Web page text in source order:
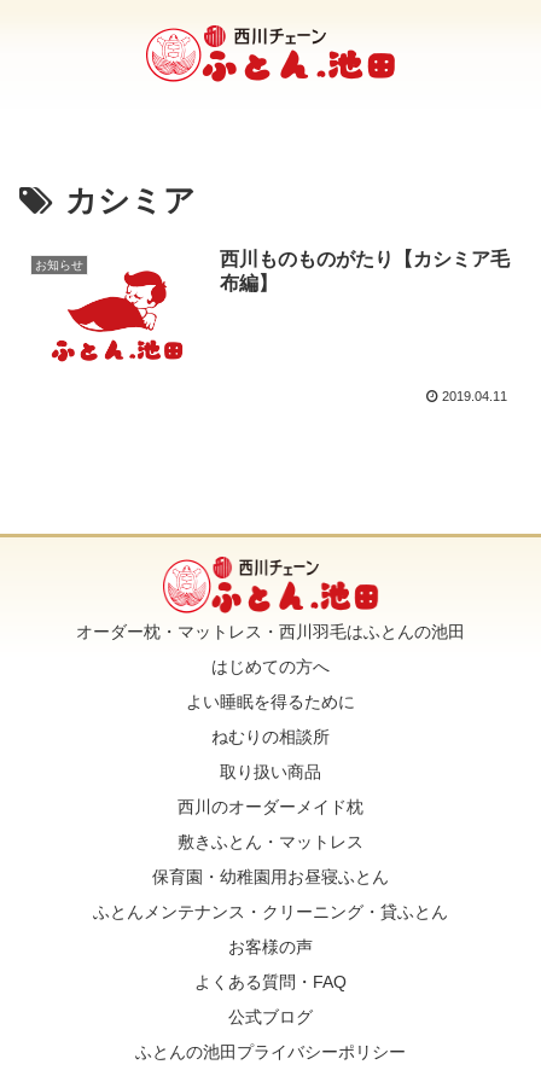
カシミア
お知らせ
西川ものものがたり【カシミア毛
布編】
2019.04.11
オーダー枕・マットレス・西川羽毛はふとんの池田
はじめての方へ
よい睡眠を得るために
ねむりの相談所
取り扱い商品
西川のオーダーメイド枕
敷きふとん・マットレス
保育園・幼稚園用お昼寝ふとん
ふとんメンテナンス・クリーニング・貸ふとん
お客様の声
よくある質問・FAQ
公式ブログ
ふとんの池田プライバシーポリシー